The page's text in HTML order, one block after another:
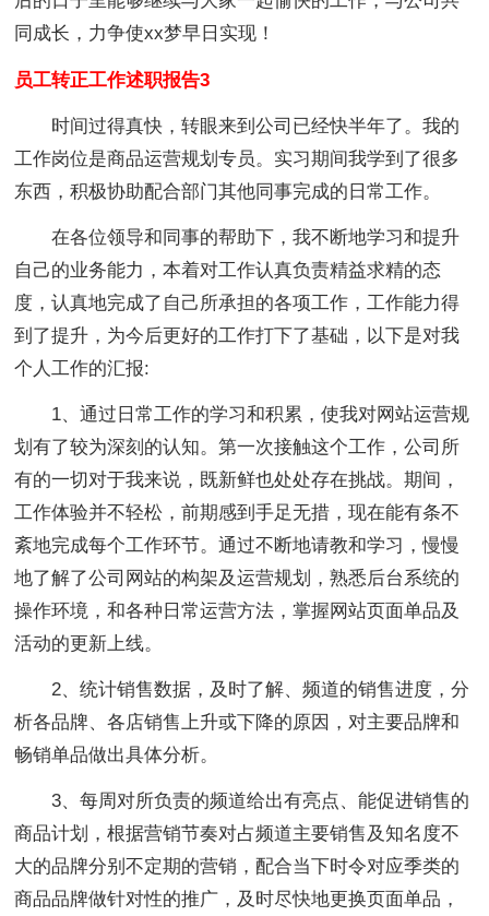
同成长，力争使xx梦早日实现！
员工转正工作述职报告3
时间过得真快，转眼来到公司已经快半年了。我的
工作岗位是商品运营规划专员。实习期间我学到了很多
东西，积极协助配合部门其他同事完成的日常工作。
在各位领导和同事的帮助下，我不断地学习和提升
自己的业务能力，本着对工作认真负责精益求精的态
度，认真地完成了自己所承担的各项工作，工作能力得
到了提升，为今后更好的工作打下了基础，以下是对我
个人工作的汇报:
1、通过日常工作的学习和积累，使我对网站运营规
划有了较为深刻的认知。第一次接触这个工作，公司所
有的一切对于我来说，既新鲜也处处存在挑战。期间，
工作体验并不轻松，前期感到手足无措，现在能有条不
紊地完成每个工作环节。通过不断地请教和学习，慢慢
地了解了公司网站的构架及运营规划，熟悉后台系统的
操作环境，和各种日常运营方法，掌握网站页面单品及
活动的更新上线。
2、统计销售数据，及时了解、频道的销售进度，分
析各品牌、各店销售上升或下降的原因，对主要品牌和
畅销单品做出具体分析。
3、每周对所负责的频道给出有亮点、能促进销售的
商品计划，根据营销节奏对占频道主要销售及知名度不
大的品牌分别不定期的营销，配合当下时令对应季类的
商品品牌做针对性的推广，及时尽快地更换页面单品，